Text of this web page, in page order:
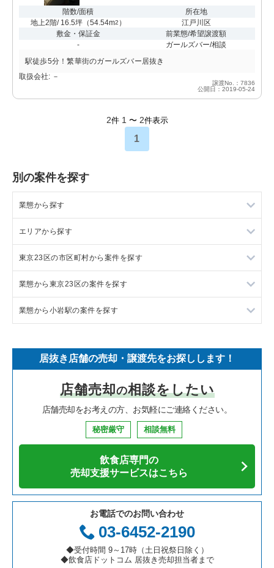
階数/面積
地上2階/ 16.5坪（54.54m2 ）
所在地
江戸川区
敷金・保証金
-
前業態/希望譲渡額
ガールズバー/相談
駅徒歩5分！繁華街のガールズバー居抜き
取扱会社: －
譲渡No.：7836
公開日：2019-05-24
2件 1 〜 2件表示
1
別の案件を探す
業態から探す
ラーメンの居抜き売却物件の案件一覧
フランス料理の居抜き売却物件の案件一覧
イタリア料理の居抜き売却物件の案件一覧
中華の居抜き売却物件の案件一覧
寿司の居抜き売却物件の案件一覧
焼肉の居抜き売却物件の案件一覧
鉄板焼き・お好み焼の居抜き売却物件の案件一覧
カフェの居抜き売却物件の案件一覧
テイクアウトの居抜き売却物件の案件一覧
お弁当・惣菜・デリの居抜き売却物件の案件一覧
カラオケ・パブ・スナックの居抜き売却物件の案件一覧
エリアから探す
東京23区の飲食店の居抜き売却物件の案件一覧
東京都下の飲食店の居抜き売却物件の案件一覧
千葉県の飲食店の居抜き売却物件の案件一覧
神奈川県の飲食店の居抜き売却物件の案件一覧
大阪府の飲食店の居抜き売却物件の案件一覧
兵庫県の飲食店の居抜き売却物件の案件一覧
愛知県の飲食店の居抜き売却物件の案件一覧
岐阜県の飲食店の居抜き売却物件の案件一覧
三重県の飲食店の居抜き売却物件の案件一覧
東京23区の市区町村から案件を探す
目黒区の飲食店の居抜き売却物件の案件一覧
渋谷区の飲食店の居抜き売却物件の案件一覧
新宿区の飲食店の居抜き売却物件の案件一覧
葛飾区の飲食店の居抜き売却物件の案件一覧
中央区の飲食店の居抜き売却物件の案件一覧
千代田区の飲食店の居抜き売却物件の案件一覧
港区の飲食店の居抜き売却物件の案件一覧
足立区の飲食店の居抜き売却物件の案件一覧
板橋区の飲食店の居抜き売却物件の案件一覧
業態から東京23区の案件を探す
東京23区のラーメンの居抜き売却物件の案件一覧
東京23区のイタリア料理の居抜き売却物件の案件一覧
東京23区の中華の居抜き売却物件の案件一覧
東京23区のそば・うどんの居抜き売却物件の案件一覧
東京23区の焼肉の居抜き売却物件の案件一覧
東京23区の鉄板焼き・お好み焼の居抜き売却物件の案件一覧
東京23区のアジア料理の居抜き売却物件の案件一覧
東京23区のカフェの居抜き売却物件の案件一覧
業態から小岩駅の案件を探す
小岩駅のイタリア料理の居抜き売却物件の案件一覧
小岩駅の中華の居抜き売却物件の案件一覧
小岩駅のそば・うどんの居抜き売却物件の案件一覧
小岩駅のテイクアウトの居抜き売却物件の案件一覧
小岩駅のお弁当・惣菜・デリの居抜き売却物件の案件一覧
小岩駅のカラオケ・パブ・スナックの居抜き売却物件の案件一
小岩駅のバーの居抜き売却物件の案件一覧
居抜き店舗の売却・譲渡先をお探しします！
店舗売却の相談をしたい
店舗売却をお考えの方、お気軽にご連絡ください。
秘密厳守 相談無料
飲食店専門の
売却支援サービスはこちら
お電話でのお問い合わせ
03-6452-2190
◆受付時間 9～17時（土日祝祭日除く）
◆飲食店ドットコム 居抜き売却担当者まで